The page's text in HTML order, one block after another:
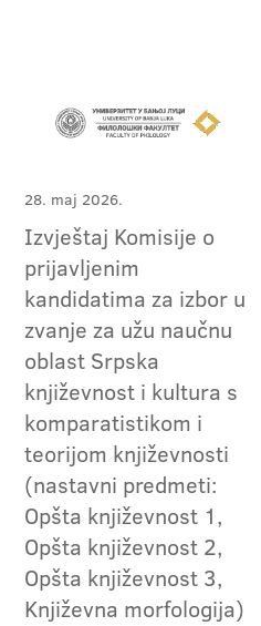
28. maj 2026.
Izvještaj Komisije o
prijavljenim
kandidatima za izbor u
zvanje za užu naučnu
oblast Srpska
književnost i kultura s
komparatistikom i
teorijom književnosti
(nastavni predmeti:
Opšta književnost 1,
Opšta književnost 2,
Opšta književnost 3,
Književna morfologija)